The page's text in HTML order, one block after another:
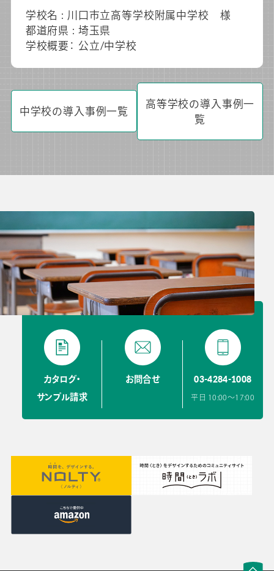
学校名 : 川口市立高等学校附属中学校 様
都道府県 : 埼玉県
学校概要： 公立/中学校
中学校の導入事例一覧
高等学校の導入事例一
覧
カタログ・
サンプル請求
お問合せ 03-4284-1008
平日 10:00〜17:00